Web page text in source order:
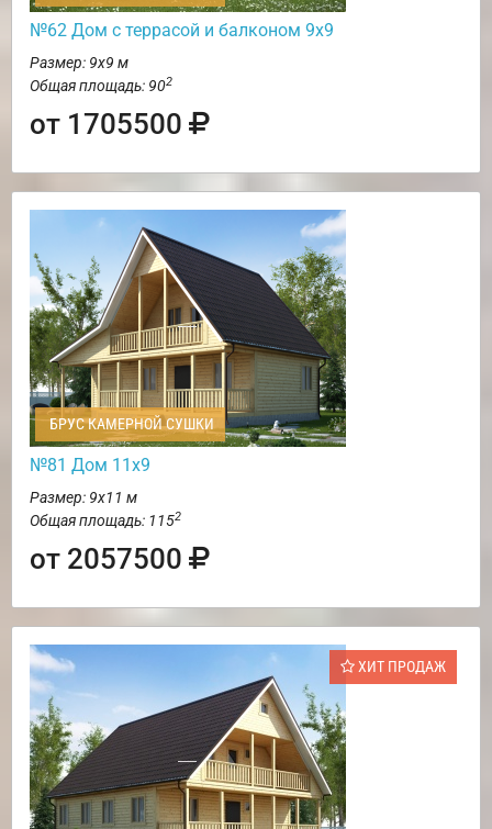
№62 Дом c террасой и балконом 9х9
Размер: 9х9 м
Общая площадь: 902
от 1705500
БРУС КАМЕРНОЙ СУШКИ
№81 Дом 11х9
Размер: 9х11 м
Общая площадь: 1152
от 2057500
ХИТ ПРОДАЖ